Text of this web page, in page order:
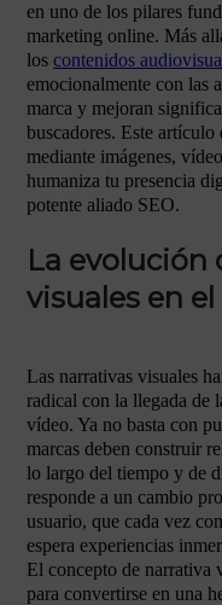
en uno de los pilares
marketing online. Más
los contenidos
emocionalmente con las
marca y mejoran
buscadores. Este
mediante imágenes,
humaniza tu presencia
potente aliado SEO.
La evolución
visuales en
Las narrativas visuales
radical con la llegada de
vídeo. Ya no basta con
marcas deben construir
lo largo del tiempo y de
responde a un cambio
usuario, que cada vez
espera experiencias
El concepto de narrativa
para convertirse en una